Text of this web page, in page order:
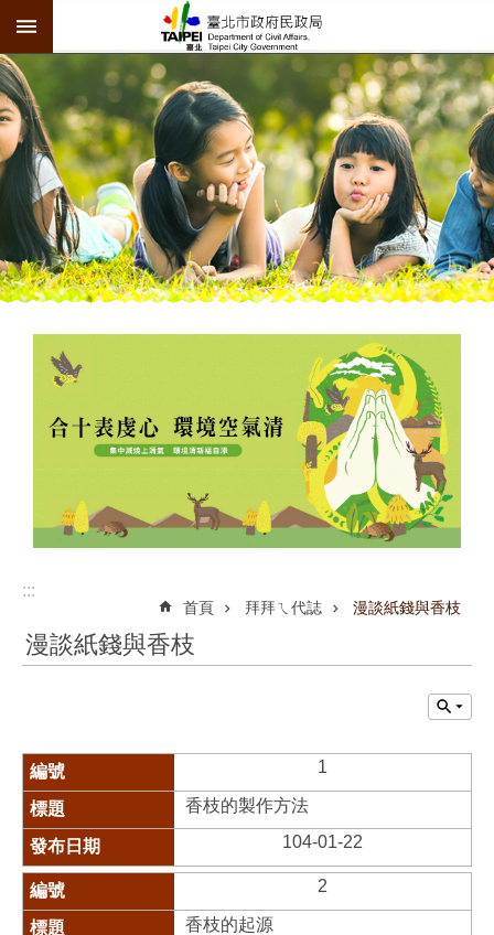
跳到主要內容區塊
:::
首頁 拜拜ㄟ代誌 漫談紙錢與香枝
漫談紙錢與香枝
1
香枝的製作方法
104-01-22
2
香枝的起源